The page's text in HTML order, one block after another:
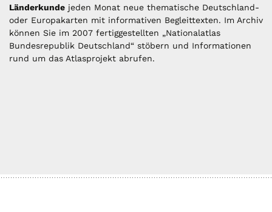
Länderkunde jeden Monat neue thematische Deutschland-
oder Europakarten mit informativen Begleittexten. Im Archiv
können Sie im 2007 fertiggestellten „Nationalatlas
Bundesrepublik Deutschland“ stöbern und Informationen
rund um das Atlasprojekt abrufen.